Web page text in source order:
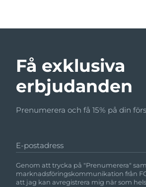
Få exklusiva
erbjudanden
Prenumerera och få 15% på din
E-postadress
Genom att trycka på "Prenumerera"
marknadsföringskommunikation från
att jag kan avregistrera mig när som